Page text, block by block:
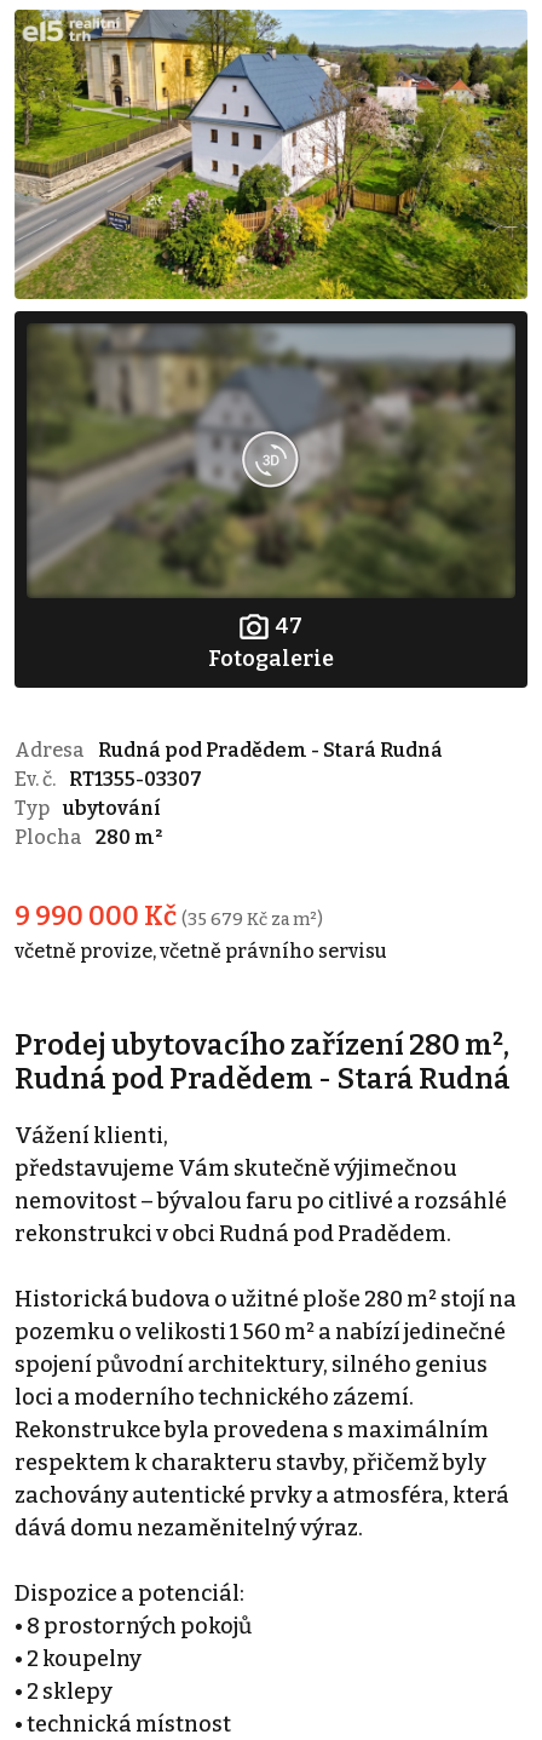
47
Fotogalerie
Adresa
Rudná pod Pradědem - Stará Rudná
Ev. č.
RT1355-03307
Typ ubytování
Plocha
280 m²
9 990 000 Kč (35 679 Kč za m²)
včetně provize, včetně právního servisu
Prodej ubytovacího zařízení 280 m²,
Rudná pod Pradědem - Stará Rudná
Vážení klienti,
představujeme Vám skutečně výjimečnou
nemovitost – bývalou faru po citlivé a rozsáhlé
rekonstrukci v obci Rudná pod Pradědem.
Historická budova o užitné ploše 280 m² stojí na
pozemku o velikosti 1 560 m² a nabízí jedinečné
spojení původní architektury, silného genius
loci a moderního technického zázemí.
Rekonstrukce byla provedena s maximálním
respektem k charakteru stavby, přičemž byly
zachovány autentické prvky a atmosféra, která
dává domu nezaměnitelný výraz.
Dispozice a potenciál:
• 8 prostorných pokojů
• 2 koupelny
• 2 sklepy
• technická místnost